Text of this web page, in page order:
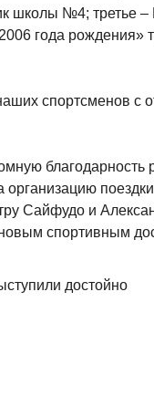
школы №4; третье
года рождения»
спортсменов с
благодарность
организацию
Сайфудо и
спортивным